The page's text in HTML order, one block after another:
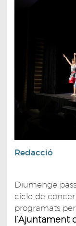
Redacció
Diumenge
cicle de
programats per
l’Ajuntament